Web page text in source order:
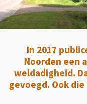
In 2017
Noorden een
weldadigheid.
gevoegd. Ook